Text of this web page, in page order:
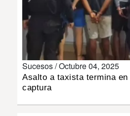
SHOW
DEPORTES
MUNDO
Sucesos /Octubre 04, 2025
Asalto a taxista termina
captura